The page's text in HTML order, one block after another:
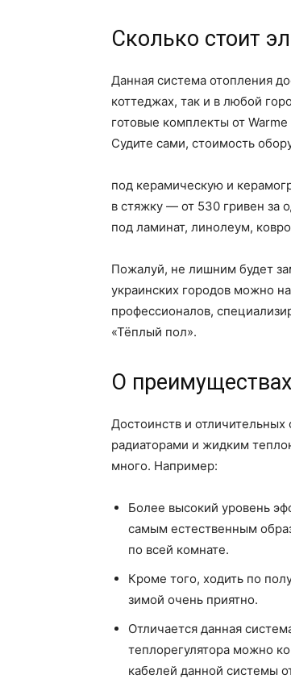
Сколько стоит
Данная система отопления
коттеджах, так и в любой
готовые комплекты от
Судите сами, стоимость
под керамическую и
в стяжку — от 530 гривен за
под ламинат, линолеум,
Пожалуй, не лишним будет
украинских городов можно
профессионалов,
«Тёплый пол».
О
Достоинств и
радиаторами и жидким
много. Например:
Более высокий уровень
самым естественным
по всей комнате.
Кроме того, ходить по
зимой очень приятно.
Отличается данная
теплорегулятора можно
кабелей данной системы